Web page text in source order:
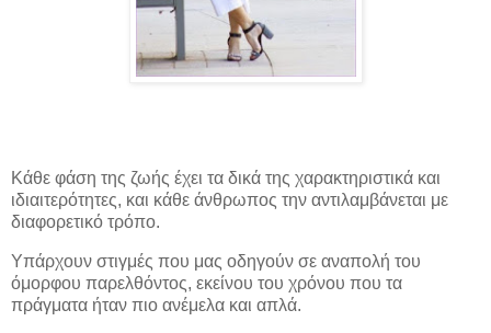
Κάθε φάση της ζωής έχει τα δικά της χαρακτηριστικά και
ιδιαιτερότητες, και κάθε άνθρωπος την αντιλαμβάνεται με
διαφορετικό τρόπο.
Υπάρχουν στιγμές που μας οδηγούν σε αναπολή του
όμορφου παρελθόντος, εκείνου του χρόνου που τα
πράγματα ήταν πιο ανέμελα και απλά.